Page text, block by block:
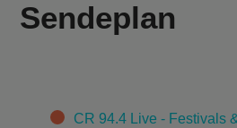
Sendeplan
CategoriesCR 94.4 Live - Festivals